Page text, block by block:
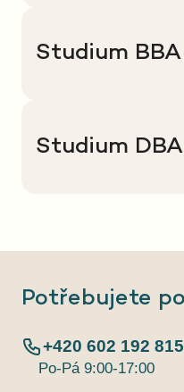
Studium BBA
Studium DBA
Potřebujete
+420 602 192 815
Po-Pá 9:00-17:00